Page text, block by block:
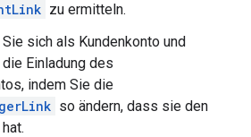
zu ermitteln.
sich als Kundenkonto und
Einladung des
indem Sie die
so ändern, dass sie den
hat.